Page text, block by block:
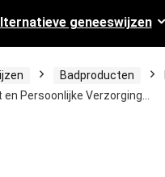
geneeswijzen
Badproducten
Persoonlijke Verzorging…